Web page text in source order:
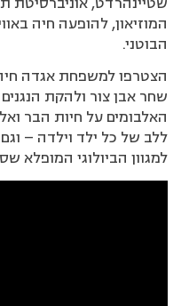
המוזיאון, להופעה חיה
הבוטני.
הצטרפו למשפחת אגדה
שחר אבן צור ולהקת
האלבומים על חיות הבר
ללב של כל ילד וילדה –
למגוון הביולוגי המופלא